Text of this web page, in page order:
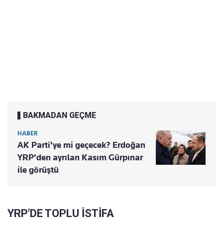
BAKMADAN GEÇME
HABER
AK Parti'ye mi geçecek? Erdoğan
YRP'den ayrılan Kasım Gürpınar
ile görüştü
YRP'DE TOPLU İSTİFA